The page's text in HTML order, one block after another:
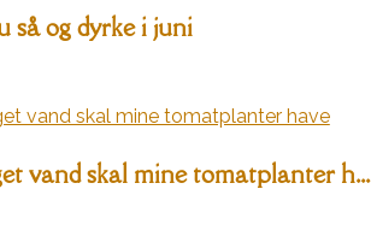
så og dyrke i juni
vand skal mine tomatplanter h...